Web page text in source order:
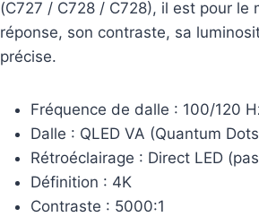
(C727 / C728 / C728), il est pour
réponse, son contraste, sa
précise.
Fréquence de dalle : 100/120
Dalle : QLED VA (Quantum
Rétroéclairage : Direct LED
Définition : 4K
Contraste : 5000:1